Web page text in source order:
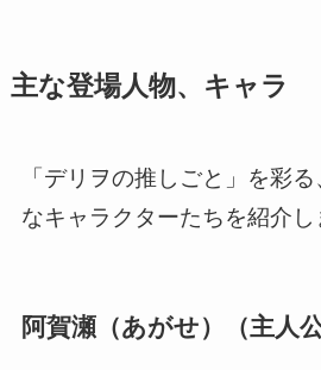
主な登場人物、キャラ
「デリヲの推しごと」を彩
なキャラクターたちを紹介し
阿賀瀬（あがせ）（主人公